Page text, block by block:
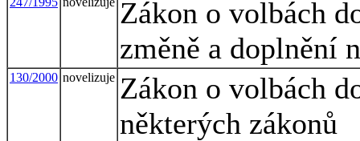
Zákon o volbách
změně a doplnění
130/2000 novelizuje Zákon o volbách
některých zákonů